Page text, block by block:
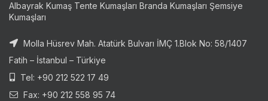
Albayrak Kumaş Tente Kumaşları Branda Kumaşları Şemsiye
Kumaşları
Molla Hüsrev Mah. Atatürk Bulvarı İMÇ 1.Blok No: 58/1407
Fatih – İstanbul – Türkiye
Tel: +90 212 522 17 49
Fax: +90 212 558 95 74